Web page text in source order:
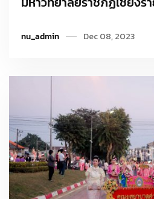
มหาวิทยาลัยราชภัฏเพชรบู
ผดุงครรภ์ หลักสูตรพยาบ
nu_admin Dec 08, 2023